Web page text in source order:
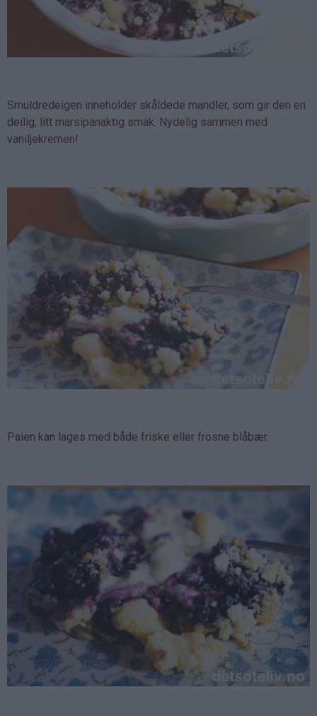
Smuldredeigen inneholder skåldede mandler, som gir den en
deilig, litt marsipanaktig smak. Nydelig sammen med
vaniljekremen!
Paien kan lages med både friske eller frosne blåbær.